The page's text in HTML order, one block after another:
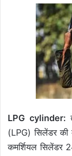
LPG cylinder:
(LPG) सिलेंडर की
कमर्शियल सिलेंडर